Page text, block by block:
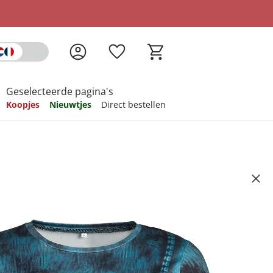
Geselecteerde pagina's
Koopjes Nieuwtjes Direct bestellen